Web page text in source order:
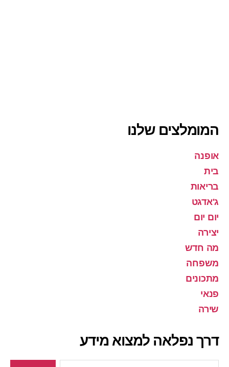
המומלצים שלנו
אופנה
בית
בריאות
ג'אדגט
יום יום
יצירה
מה חדש
משפחה
מתכונים
פנאי
שירה
דרך נפלאה למצוא מידע